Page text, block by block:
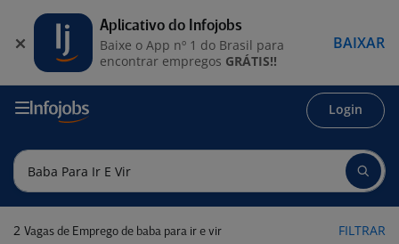
Login
2 Vagas de Emprego de baba para ir e vir FILTRAR
Aplicativo do Infojobs
Baixe o App nº 1 do Brasil para
encontrar empregos GRÁTIS!!
BAIXAR